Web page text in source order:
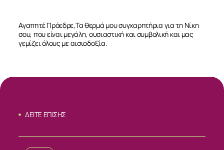
Αγαπητέ Πρόεδρε,Τα θερμά μου συγχαρητήρια για τη Νίκη
σου, που είναι μεγάλη, ουσιαστική και συμβολική και μας
γεμίζει όλους με αισιοδοξία.
ΔΕΙΤΕ ΕΠΙΣΗΣ